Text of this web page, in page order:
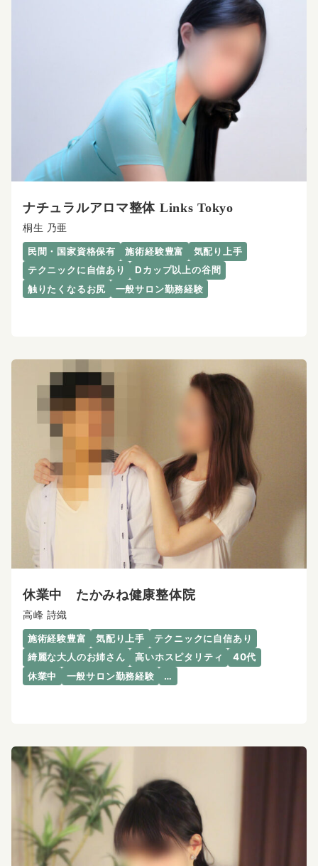
ナチュラルアロマ整体 Links Tokyo
桐生 乃亜
民間・国家資格保有 施術経験豊富
気配り上手
テクニックに自信あり
Dカップ以上の谷間
触りたくなるお尻
一般サロン勤務経験
休業中 たかみね健康整体院
高峰 詩織
施術経験豊富 気配り上手
テクニックに自信あり
綺麗な大人のお姉さん
高いホスピタリティ
40代
休業中
一般サロン勤務経験 …